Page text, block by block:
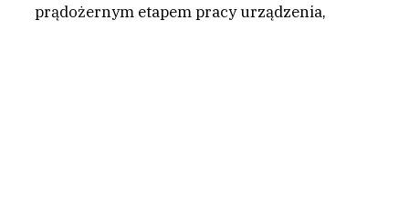
prądożernym etapem pracy urządzenia,